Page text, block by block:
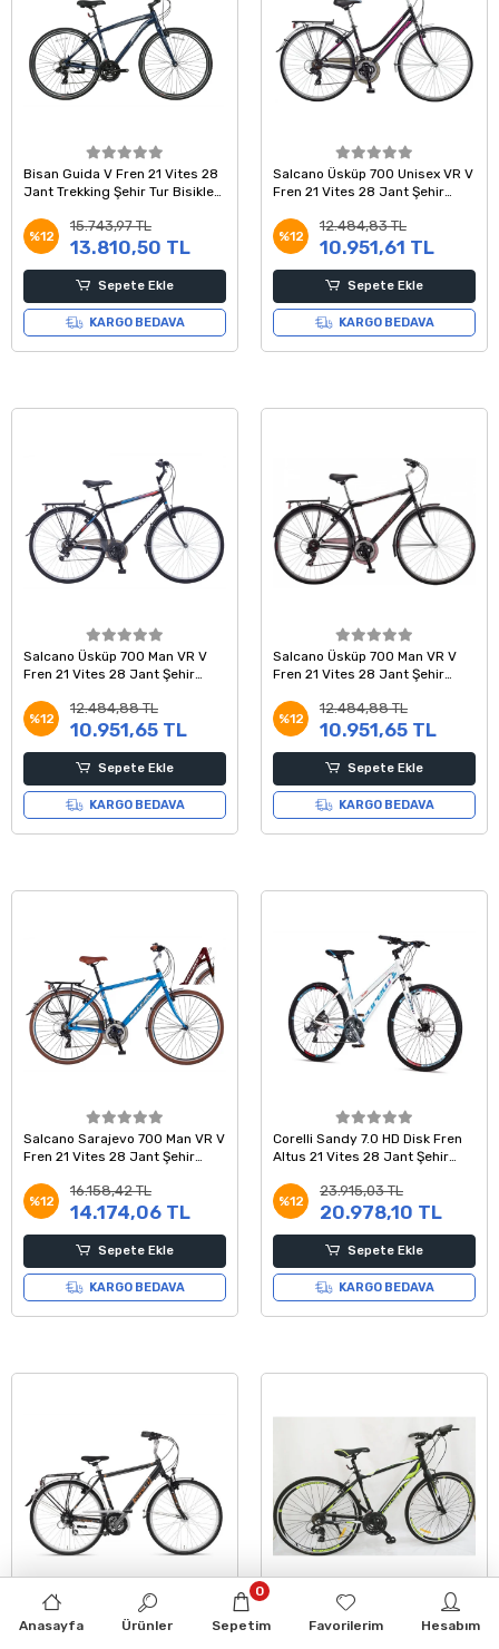
Bisan Guida V Fren 21 Vites 28
Jant Trekking Şehir Tur Bisikleti
%12
15.743,97 TL
13.810,50 TL
Sepete Ekle
KARGO BEDAVA
Salcano Üsküp 700 Unisex VR V
Fren 21 Vites 28 Jant Şehir
%12
12.484,83 TL
10.951,61 TL
Sepete Ekle
KARGO BEDAVA
Salcano Üsküp 700 Man VR V
Fren 21 Vites 28 Jant Şehir
%12
12.484,88 TL
10.951,65 TL
Sepete Ekle
KARGO BEDAVA
Salcano Üsküp 700 Man VR V
Fren 21 Vites 28 Jant Şehir
%12
12.484,88 TL
10.951,65 TL
Sepete Ekle
KARGO BEDAVA
Salcano Sarajevo 700 Man VR V
Fren 21 Vites 28 Jant Şehir
%12
16.158,42 TL
14.174,06 TL
Sepete Ekle
KARGO BEDAVA
Corelli Sandy 7.0 HD Disk Fren
Altus 21 Vites 28 Jant Şehir
%12
23.915,03 TL
20.978,10 TL
Sepete Ekle
KARGO BEDAVA
Corelli Forista V Fren 24 Vites
Corelli Trivor 1.0 V Fren 21 Vites
Anasayfa Ürünler Sepetim
0
Favorilerim Hesabım